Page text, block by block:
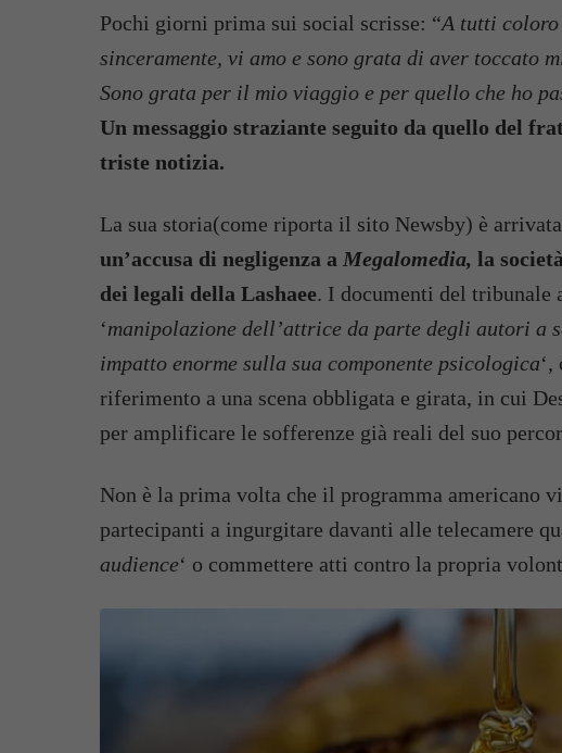
Pochi giorni prima sui social scrisse: “A tutti coloro
sinceramente, vi amo e sono grata di aver toccato
Sono grata per il mio viaggio e per quello che ho
Un messaggio straziante seguito da quello del
triste notizia.
La sua storia(come riporta il sito Newsby) è
un’accusa di negligenza a Megalomedia, la
dei legali della Lashaee. I documenti del tribunale
‘manipolazione dell’attrice da parte degli autori a
impatto enorme sulla sua componente psicologica
riferimento a una scena obbligata e girata, in cui
per amplificare le sofferenze già reali del suo
Non è la prima volta che il programma americano
partecipanti a ingurgitare davanti alle telecamere
audience‘ o commettere atti contro la propria